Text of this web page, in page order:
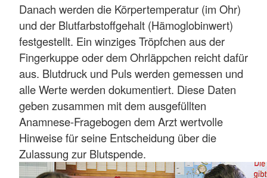
Danach werden die Körpertemperatur (im Ohr)
und der Blutfarbstoffgehalt (Hämoglobinwert)
festgestellt. Ein winziges Tröpfchen aus der
Fingerkuppe oder dem Ohrläppchen reicht dafür
aus. Blutdruck und Puls werden gemessen und
alle Werte werden dokumentiert. Diese Daten
geben zusammen mit dem ausgefüllten
Anamnese-Fragebogen dem Arzt wertvolle
Hinweise für seine Entscheidung über die
Zulassung zur Blutspende.